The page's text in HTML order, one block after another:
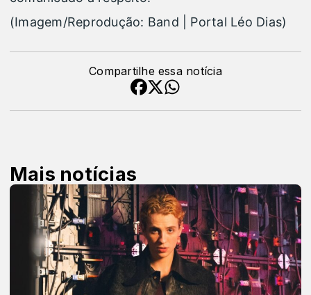
(Imagem/Reprodução: Band | Portal Léo Dias)
Compartilhe essa notícia
Mais notícias